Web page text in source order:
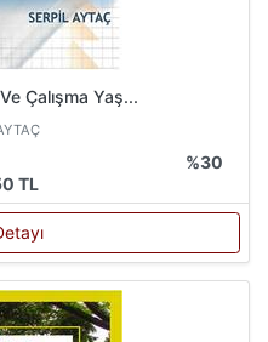
Çalışma Yaş...
%30
TL